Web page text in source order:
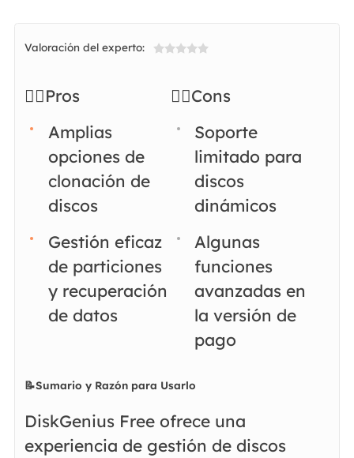
Valoración del experto: 
👍🏻Pros
Amplias
opciones de
clonación de
discos
Gestión eficaz
de particiones
y recuperación
de datos
👎🏻Cons
Soporte
limitado para
discos
dinámicos
Algunas
funciones
avanzadas en
la versión de
pago
📝Sumario y Razón para Usarlo
DiskGenius Free ofrece una
experiencia de gestión de discos